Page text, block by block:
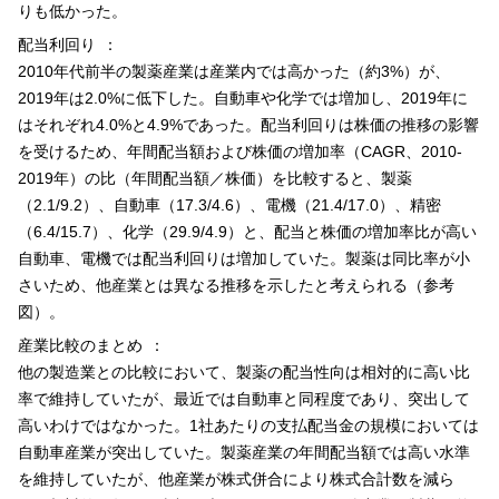
りも低かった。
配当利回り
2010年代前半の製薬産業は産業内では高かった（約3%）が、
2019年は2.0%に低下した。自動車や化学では増加し、2019年に
はそれぞれ4.0%と4.9%であった。配当利回りは株価の推移の影響
を受けるため、年間配当額および株価の増加率（CAGR、2010-
2019年）の比（年間配当額／株価）を比較すると、製薬
（2.1/9.2）、自動車（17.3/4.6）、電機（21.4/17.0）、精密
（6.4/15.7）、化学（29.9/4.9）と、配当と株価の増加率比が高い
自動車、電機では配当利回りは増加していた。製薬は同比率が小
さいため、他産業とは異なる推移を示したと考えられる（参考
図）。
産業比較のまとめ
他の製造業との比較において、製薬の配当性向は相対的に高い比
率で維持していたが、最近では自動車と同程度であり、突出して
高いわけではなかった。1社あたりの支払配当金の規模においては
自動車産業が突出していた。製薬産業の年間配当額では高い水準
を維持していたが、他産業が株式併合により株式合計数を減ら